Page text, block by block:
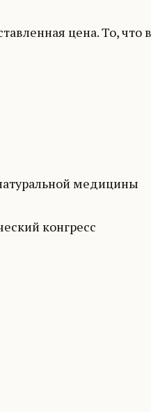
цена. То, что
медицины
конгресс